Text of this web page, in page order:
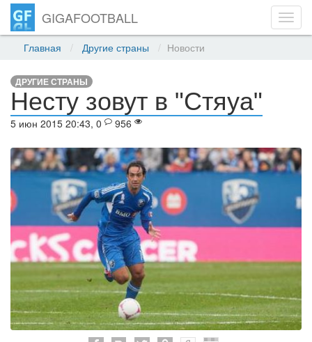
GIGAFOOTBALL
Главная Другие страны Новости
ДРУГИЕ СТРАНЫ
Несту зовут в "Стяуа"
5 июн 2015 20:43, 0 956